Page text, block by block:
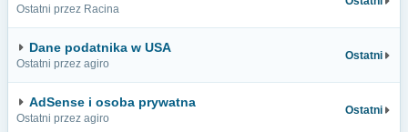
Ostatni przez Racina
Dane podatnika w USA
Ostatni przez agiro
Ostatni
AdSense i osoba prywatna
Ostatni przez agiro
Ostatni